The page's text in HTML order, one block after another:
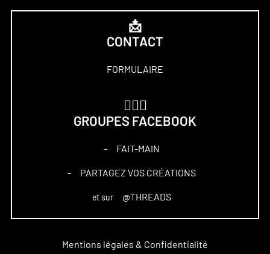
📩
CONTACT
FORMULAIRE
GROUPES FACEBOOK
– FAIT-MAIN
– PARTAGEZ VOS CRÉATIONS
et sur @THREADS
Mentions légales & Confidentialité